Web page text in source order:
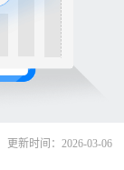
更新时间：2026-03-06